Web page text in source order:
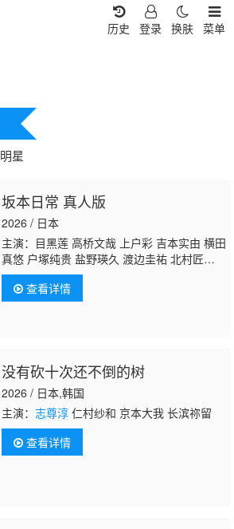
菜单
换肤
登录
历史
明星
坂本日常 真人版
2026 / 日本
主演：目黑莲 高桥文哉 上户彩 吉本实由 横田
真悠 户塚纯贵 盐野瑛久 渡边圭祐 北村匠
海 八木勇征 生见爱瑠 小手伸也 樱井日奈
子 安西慎太郎 加藤浩次 津田健次郎
淳室毅 佐藤二朗 宅麻伸
查看详情
没有砍十次还不倒的树
2026 / 日本,韩国
主演： 志尊淳仁村纱和 京本大我 长滨祢留
查看详情